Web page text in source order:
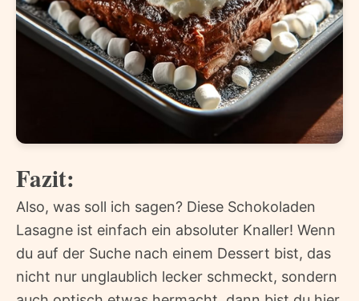
Fazit:
Also, was soll ich sagen? Diese Schokoladen
Lasagne ist einfach ein absoluter Knaller! Wenn
du auf der Suche nach einem Dessert bist, das
nicht nur unglaublich lecker schmeckt, sondern